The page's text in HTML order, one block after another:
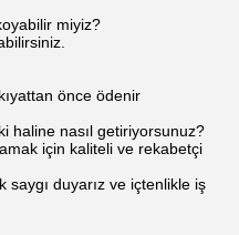
miyiz?
önce ödenir
haline nasıl getiriyorsunuz?
için kaliteli ve rekabetçi
duyarız ve içtenlikle iş